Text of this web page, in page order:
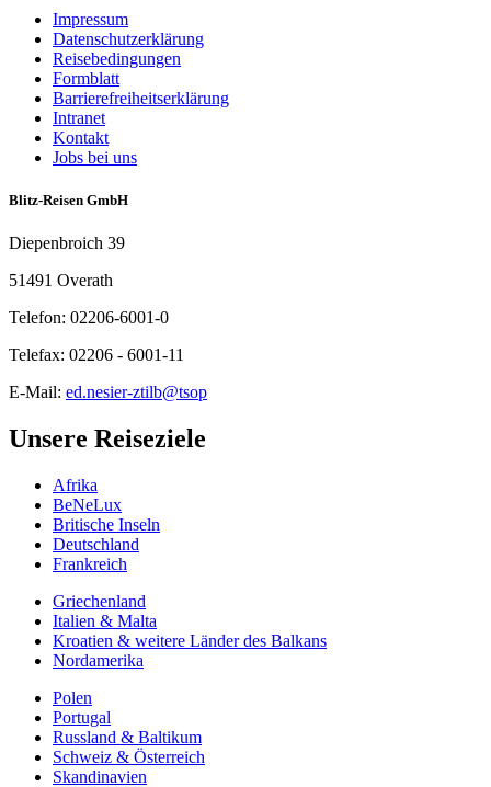
Impressum
Datenschutzerklärung
Reisebedingungen
Formblatt
Barrierefreiheitserklärung
Intranet
Kontakt
Jobs bei uns
Blitz-Reisen GmbH
Diepenbroich 39
51491 Overath
Telefon: 02206-6001-0
Telefax: 02206 - 6001-11
E-Mail: ed.nesier-ztilb@tsop
Unsere Reiseziele
Afrika
BeNeLux
Britische Inseln
Deutschland
Frankreich
Griechenland
Italien & Malta
Kroatien & weitere Länder des Balkans
Nordamerika
Polen
Portugal
Russland & Baltikum
Schweiz & Österreich
Skandinavien